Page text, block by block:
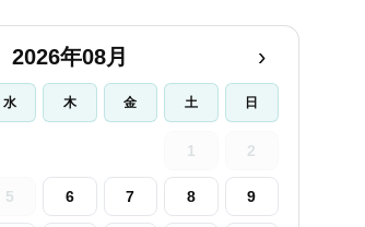
2026年08月 ›
水 木 金 土 日
1 2
5 6 7 8 9